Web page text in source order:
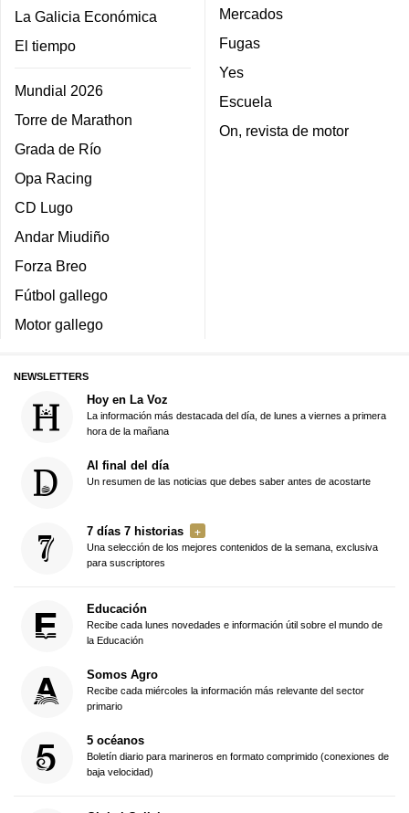
La Galicia Económica
El tiempo
Mundial 2026
Torre de Marathon
Grada de Río
Opa Racing
CD Lugo
Andar Miudiño
Forza Breo
Fútbol gallego
Motor gallego
Mercados
Fugas
Yes
Escuela
On, revista de motor
NEWSLETTERS
Hoy en La Voz
La información más destacada del día, de lunes a viernes a primera
hora de la mañana
Al final del día
Un resumen de las noticias que debes saber antes de acostarte
7 días 7 historias
Una selección de los mejores contenidos de la semana, exclusiva
para suscriptores
Educación
Recibe cada lunes novedades e información útil sobre el mundo de
la Educación
Somos Agro
Recibe cada miércoles la información más relevante del sector
primario
5 océanos
Boletín diario para marineros en formato comprimido (conexiones de
baja velocidad)